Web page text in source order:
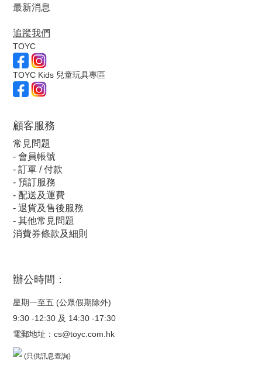
最新消息
追蹤我們
TOYC
TOYC Kids 兒童玩具專區
顧客服務
常見問題
- 會員帳號
- 訂單 / 付款
- 預訂服務
- 配送及運費
- 退貨及售後服務
- 其他常見問題
消費券條款及細則
辦公時間：
星期一至五 (公眾假期除外)
9:30 -12:30 及 14:30 -17:30
電郵地址： cs@toyc.com.hk
(只供訊息查詢)